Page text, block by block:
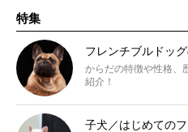
特集
フレンチブルドッ
からだの特徴や性格、
紹介！
子犬／はじめての